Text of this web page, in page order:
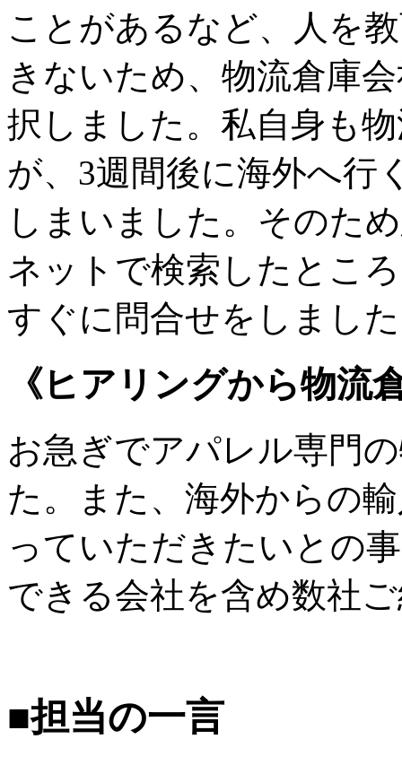
ことがあるなど、人を
きないため、物流倉庫
択しました。私自身も
が、3週間後に海外へ行
しまいました。そのた
ネットで検索したとこ
すぐに問合せをしまし
《ヒアリングから物流
お急ぎでアパレル専門
た。また、海外からの
っていただきたいとの
できる会社を含め数社
■担当の一言